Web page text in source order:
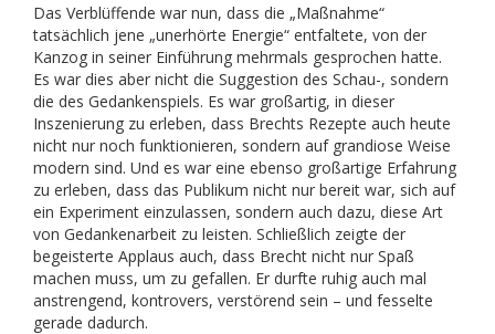
Das Verblüffende war nun, dass die „Maßnahme“
tatsächlich jene „unerhörte Energie“ entfaltete, von der
Kanzog in seiner Einführung mehrmals gesprochen hatte.
Es war dies aber nicht die Suggestion des Schau­-, sondern
die des Gedankenspiels. Es war großartig, in dieser
Inszenierung zu erleben, dass Brechts Rezepte auch heute
nicht nur noch funktionieren, sondern auf grandiose Weise
modern sind. Und es war eine ebenso großartige Erfahrung
zu erleben, dass das Publikum nicht nur bereit war, sich auf
ein Experiment einzulassen, sondern auch dazu, diese Art
von Gedankenarbeit zu leisten. Schließlich zeigte der
begeisterte Applaus auch, dass Brecht nicht nur Spaß
machen muss, um zu gefallen. Er durfte ruhig auch mal
anstrengend, kontrovers, verstörend sein – und fesselte
gerade dadurch.